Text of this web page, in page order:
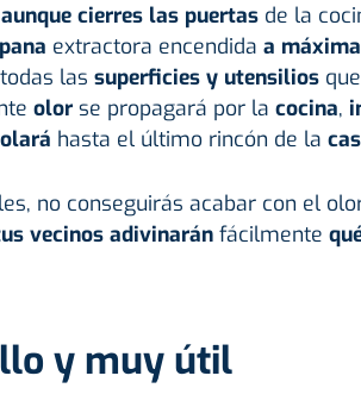
aunque cierres las puertasde la
extractora encendida a
las superficies y utensilios
olor se propagará por la cocina,
hasta el último rincón de la
no conseguirás acabar con el
vecinos adivinaránfácilmente
y muy útil